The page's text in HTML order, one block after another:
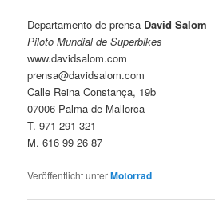
Departamento de prensa David Salom
Piloto Mundial de Superbikes
www.davidsalom.com
prensa@davidsalom.com
Calle Reina Constança, 19b
07006 Palma de Mallorca
T. 971 291 321
M. 616 99 26 87
Veröffentlicht unterMotorrad